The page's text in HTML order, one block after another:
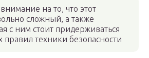
на то, что этот
сложный, а также
с ним стоит придерживаться
правил техники безопасности